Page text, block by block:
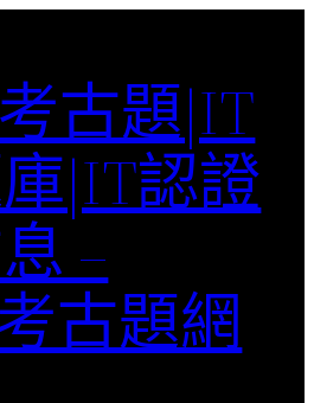
古題|IT
|IT認證
–
古題網